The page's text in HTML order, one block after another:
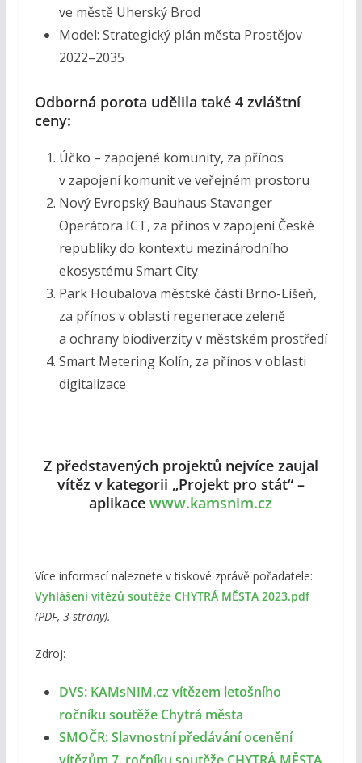
ve městě Uherský Brod
Model: Strategický plán města Prostějov
2022–2035
Odborná porota udělila také 4 zvláštní
ceny:
Účko – zapojené komunity, za přínos
v zapojení komunit ve veřejném prostoru
Nový Evropský Bauhaus Stavanger
Operátora ICT, za přínos v zapojení České
republiky do kontextu mezinárodního
ekosystému Smart City
Park Houbalova městské části Brno-Líšeň,
za přínos v oblasti regenerace zeleně
a ochrany biodiverzity v městském prostředí
Smart Metering Kolín, za přínos v oblasti
digitalizace
Z představených projektů nejvíce zaujal
vítěz v kategorii „Projekt pro stát“ –
aplikacewww.kamsnim.cz
Více informací naleznete v tiskové zprávě pořadatele:
Vyhlášení vítězů soutěže CHYTRÁ MĚSTA 2023.pdf
(PDF, 3 strany).
Zdroj:
DVS: KAMsNIM.cz vítězem letošního
ročníku soutěže Chytrá města
SMOČR: Slavnostní předávání ocenění